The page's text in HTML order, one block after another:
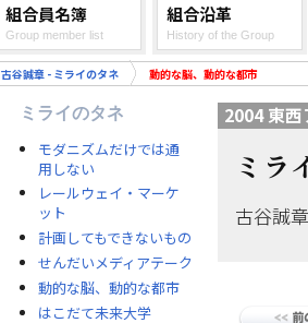
組合員名簿
Group member list
組合沿革
History of the Group
古谷誠章 - ミライのタネ 動的な脳、動的な都市
ミライのタネ
モダニズムだけでは通
用しない
レールウェイ・マーケ
ット
計画してもできないもの
せんだいメディアテーク
動的な脳、動的な都市
はこだて未来大学
2004 東
ミラ
古谷誠章